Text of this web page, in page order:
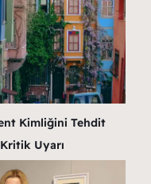
Kimliğini Tehdit
Uyarı